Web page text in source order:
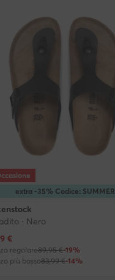
di prodotti:
extra -35% Codice: SUMMER
· Nero
attuale
€
regolare89,95 €-19%
più basso83,99 €-14%